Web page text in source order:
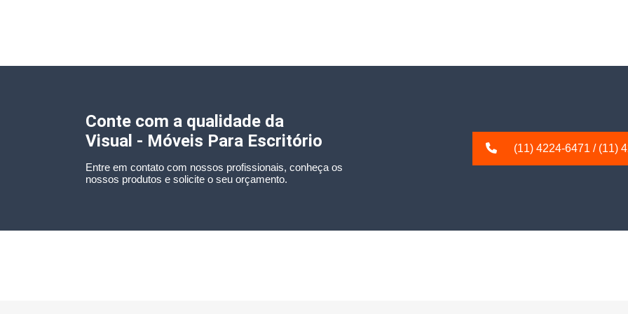
Conte com a qualidade da
Visual - Móveis Para Escritório
Entre em contato com nossos profissionais, conheça os
nossos produtos e solicite o seu orçamento.
(11) 4224-6471 / (11)